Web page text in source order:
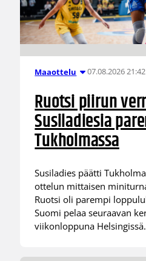
Maaottelu 07.08.2026 21:42
Ruotsi piirun
Susiladiesia
Tukholmassa
Susiladies päätti
ottelun mittaisen
Ruotsi oli parempi
Suomi pelaa seuraavan
viikonloppuna Helsingissä.